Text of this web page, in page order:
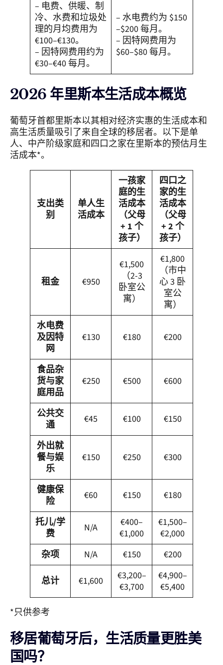
– 电费、供暖、制
冷、水费和垃圾处
理的月均费用为
€100–€130。
– 因特网费用约为
€30–€40 每月。
– 水电费约为 $150
–$200 每月。
– 因特网费用为
$60–$80 每月。
2026 年里斯本生活成本概览
葡萄牙首都里斯本以其相对经济实惠的生活成本和
高生活质量吸引了来自全球的移居者。以下是单
人、中产阶级家庭和四口之家在里斯本的预估月生
活成本*。
支出类
别
单人生
活成本
一孩家
庭的生
活成本
（父母
+ 1 个
孩子）
四口之
家的生
活成本
（父母
+ 2 个
孩子）
租金 €950
€1,500
（2-3
卧室公
寓）
€1,800
（市中
心 3 卧
室公
寓）
水电费
及因特
网
€130 €180 €200
食品杂
货与家
庭用品
€250 €500 €600
公共交
通
€45 €100 €150
外出就
餐与娱
乐
€150 €250 €300
健康保
险
€60 €150 €180
托儿/学
费
N/A
€400–
€1,000
€1,500–
€2,000
杂项
N/A €150 €200
总计 €1,600
€3,200–
€3,700
€4,900–
€5,400
*只供参考
移居葡萄牙后，生活质量更胜美
国吗？